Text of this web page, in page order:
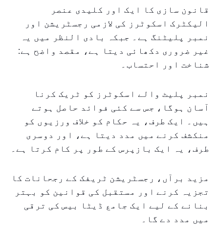
قانون سازی کا ایک اور کلیدی عنصر
الیکٹرک اسکوٹرز کی لازمی رجسٹریشن اور
نمبر پلیٹنگ ہے۔ جبکہ بادی النظر میں یہ
غیر ضروری دکھائی دیتا ہے، مقصد واضح ہے:
شناخت اور احتساب۔
نمبر پلیٹ والے اسکوٹرز کو ٹریک کرنا
آسان ہوگا، جس سے کئی فوائد حاصل ہوتے
ہیں۔ ایک طرف، یہ حکام کو خلاف ورزیوں کو
منکشف کرنے میں مدد دیتا ہے، اور دوسری
طرف، یہ ایک بازپرس کے طور پر کام کرتا ہے۔
مزید برآں، رجسٹریشن ٹریفک کے رجحانات کا
تجزیہ کرنے اور مستقبل کی قوانین کو بہتر
بنانے کے لیے ایک جامع ڈیٹا بیس کی ترقی
میں مدد دے گا۔